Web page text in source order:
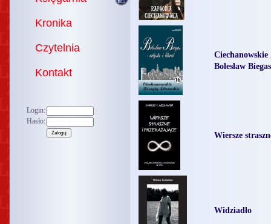
Kronika
Czytelnia
Kontakt
Login:
Hasło:
Bolesław
Wiersze
Widziadło